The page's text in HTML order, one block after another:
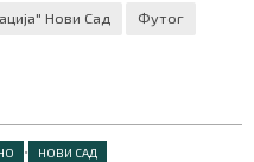
Нови Сад Футог
• НОВИ САД
|Политика